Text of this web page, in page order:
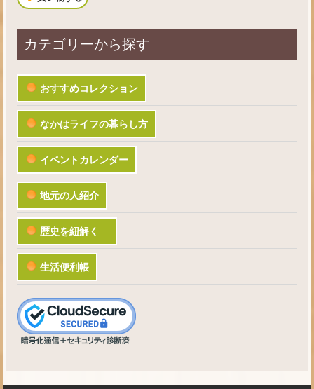
カテゴリーから探す
おすすめコレクション
なかはライフの暮らし方
イベントカレンダー
地元の人紹介
歴史を紐解く
生活便利帳